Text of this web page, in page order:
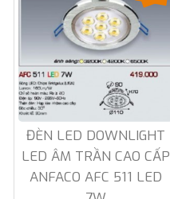
ĐÈN LED DOWNLIGHT
LED ÂM TRẦN CAO CẤP
ANFACO AFC 511 LED